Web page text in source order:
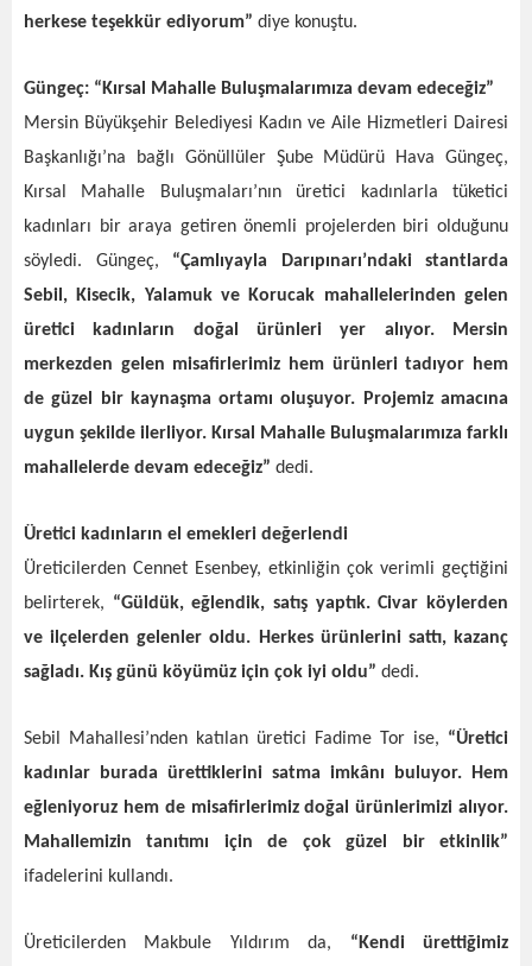
herkese teşekkür ediyorum” diye konuştu.
Güngeç: “Kırsal Mahalle Buluşmalarımıza devam edeceğiz”
Mersin Büyükşehir Belediyesi Kadın ve Aile Hizmetleri Dairesi
Başkanlığı’na bağlı Gönüllüler Şube Müdürü Hava Güngeç,
Kırsal Mahalle Buluşmaları’nın üretici kadınlarla tüketici
kadınları bir araya getiren önemli projelerden biri olduğunu
söyledi. Güngeç, “Çamlıyayla Darıpınarı’ndaki stantlarda
Sebil, Kisecik, Yalamuk ve Korucak mahallelerinden gelen
üretici kadınların doğal ürünleri yer alıyor. Mersin
merkezden gelen misafirlerimiz hem ürünleri tadıyor hem
de güzel bir kaynaşma ortamı oluşuyor. Projemiz amacına
uygun şekilde ilerliyor. Kırsal Mahalle Buluşmalarımıza farklı
mahallelerde devam edeceğiz” dedi.
Üretici kadınların el emekleri değerlendi
Üreticilerden Cennet Esenbey, etkinliğin çok verimli geçtiğini
belirterek, “Güldük, eğlendik, satış yaptık. Civar köylerden
ve ilçelerden gelenler oldu. Herkes ürünlerini sattı, kazanç
sağladı. Kış günü köyümüz için çok iyi oldu” dedi.
Sebil Mahallesi’nden katılan üretici Fadime Tor ise, “Üretici
kadınlar burada ürettiklerini satma imkânı buluyor. Hem
eğleniyoruz hem de misafirlerimiz doğal ürünlerimizi alıyor.
Mahallemizin tanıtımı için de çok güzel bir etkinlik”
ifadelerini kullandı.
Üreticilerden Makbule Yıldırım da, “Kendi ürettiğimiz